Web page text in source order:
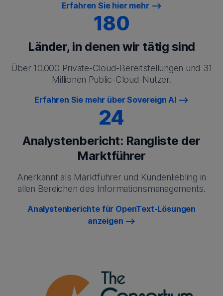
Erfahren Sie hier mehr
180
Länder, in denen wir tätig sind
Über 10.000 Private-Cloud-Bereitstellungen und 31
Millionen Public-Cloud-Nutzer.
Erfahren Sie mehr über Sovereign AI
24
Analystenbericht: Rangliste der
Marktführer
Anerkannt als Marktführer und Kundenliebling in
allen Bereichen des Informationsmanagements.
Analystenberichte für OpenText-Lösungen
anzeigen